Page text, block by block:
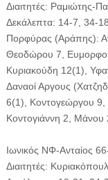
Διαιτητές: Ραμιώτης-
Δεκάλεπτα: 14-7, 34-
Πορφύρας (Αράπης):
Θεοδώρου 7,
Κυριακούδη 12(1),
Δαναοί Αργους
6(1), Κοντογεώργου 9,
Κοντογιάννη 2,
Ιωνικός ΝΦ-Ανταίος
Διαιτητές: